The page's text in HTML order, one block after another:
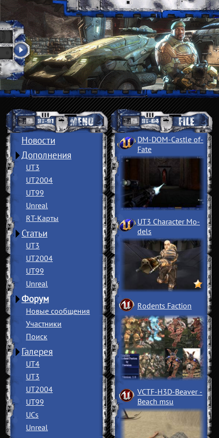
Новости
Дополнения
UT3
UT2004
UT99
Unreal
RT-Карты
Статьи
UT3
UT2004
UT99
Unreal
Форум
Новые сообщения
Участники
Поиск
Галерея
UT4
UT3
UT2004
UT99
UCs
Unreal
DM-DOM-Castle of­
Fate
UT3 Character Mo­
dels
Rodents Faction
VCTF-H3D-Beaver ­
Beach msu